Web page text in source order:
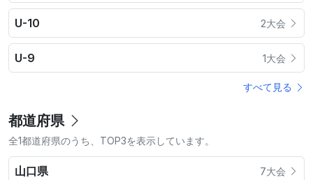
U-10 2大会
U-9 1大会
すべて見る
都道府県
全1都道府県のうち、TOP3を表示しています。
山口県 7大会